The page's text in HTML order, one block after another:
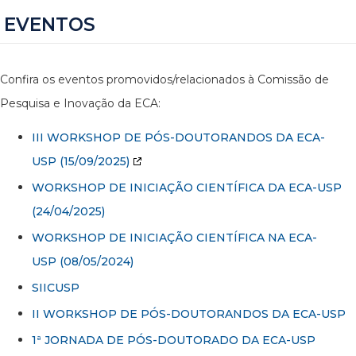
EVENTOS
Confira os eventos promovidos/relacionados à Comissão de
Pesquisa e Inovação da ECA:
III WORKSHOP DE PÓS-DOUTORANDOS DA ECA-
USP (15/09/2025)
WORKSHOP DE INICIAÇÃO CIENTÍFICA DA ECA-USP
(24/04/2025)
WORKSHOP DE INICIAÇÃO CIENTÍFICA NA ECA-
USP (08/05/2024)
SIICUSP
II WORKSHOP DE PÓS-DOUTORANDOS DA ECA-USP
1ª JORNADA DE PÓS-DOUTORADO DA ECA-USP